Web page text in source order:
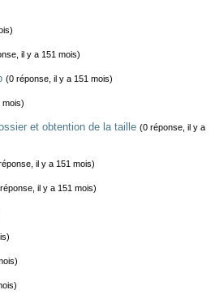
il y a 151 mois)
(0 réponse, il y a 151 mois)
mois)
et obtention de la taille (0 réponse, il y a
il y a 151 mois)
il y a 151 mois)